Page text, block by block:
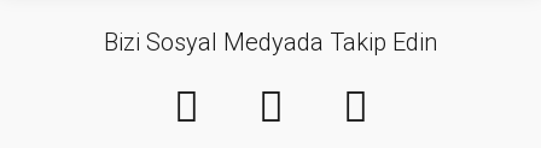
Bizi Sosyal Medyada Takip Edin